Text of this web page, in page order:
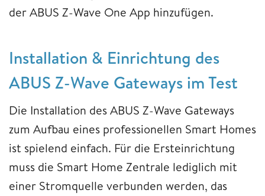
der ABUS Z-Wave One App hinzufügen.
Installation & Einrichtung des
ABUS Z-Wave Gateways im Test
Die Installation des ABUS Z-Wave Gateways
zum Aufbau eines professionellen Smart Homes
ist spielend einfach. Für die Ersteinrichtung
muss die Smart Home Zentrale lediglich mit
einer Stromquelle verbunden werden, das